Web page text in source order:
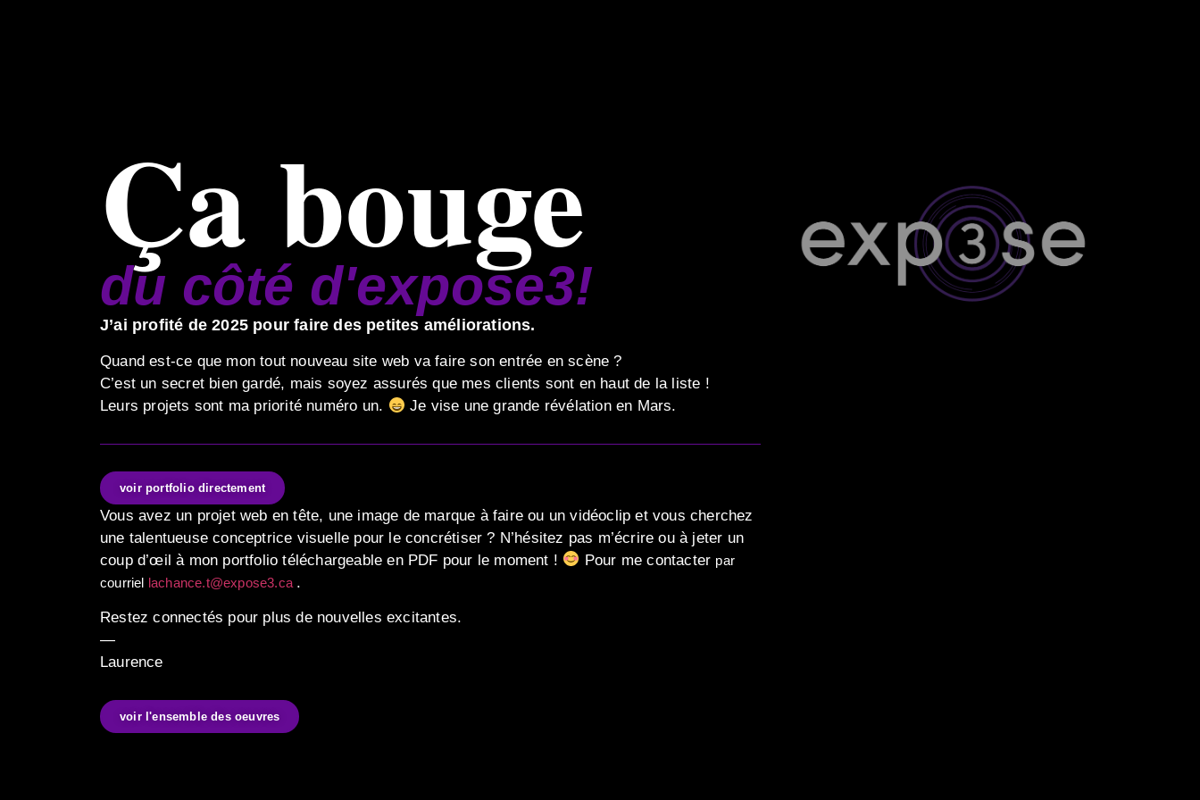
Ça bouge
du côté d'expose3!
J’ai profité de 2025 pour faire des petites améliorations.
Quand est-ce que mon tout nouveau site web va faire son entrée en scène ?
C’est un secret bien gardé, mais soyez assurés que mes clients sont en haut de la liste !
Leurs projets sont ma priorité numéro un.
Je vise une grande révélation en Mars.
voir portfolio directement
Vous avez un projet web en tête, une image de marque à faire ou un vidéoclip et vous cherchez
une talentueuse conceptrice visuelle pour le concrétiser ? N’hésitez pas m’écrire ou à jeter un
coup d’œil à mon portfolio téléchargeable en PDF pour le moment !
Pour me contacter par
courriel lachance.t@expose3.ca .
Restez connectés pour plus de nouvelles excitantes.
—
Laurence
voir l'ensemble des oeuvres